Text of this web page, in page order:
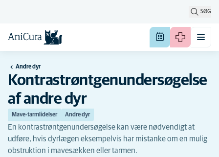
SØG
Andre dyr
Kontrastrøntgenundersøgelse
af andre dyr
Mave-tarmlidelser Andre dyr
En kontrastrøntgenundersøgelse kan være nødvendigt at
udføre, hvis dyrlægen eksempelvis har mistanke om en mulig
obstruktion i mavesækken eller tarmen.